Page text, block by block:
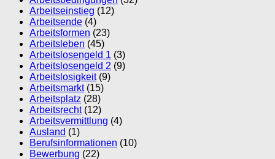
Arbeitseinstieg (12)
Arbeitsende (4)
Arbeitsformen (23)
Arbeitsleben (45)
Arbeitslosengeld 1 (3)
Arbeitslosengeld 2 (9)
Arbeitslosigkeit(9)
Arbeitsmarkt(15)
Arbeitsplatz (28)
Arbeitsrecht(12)
Arbeitsvermittlung (4)
Ausland (1)
Berufsinformationen (10)
Bewerbung (22)